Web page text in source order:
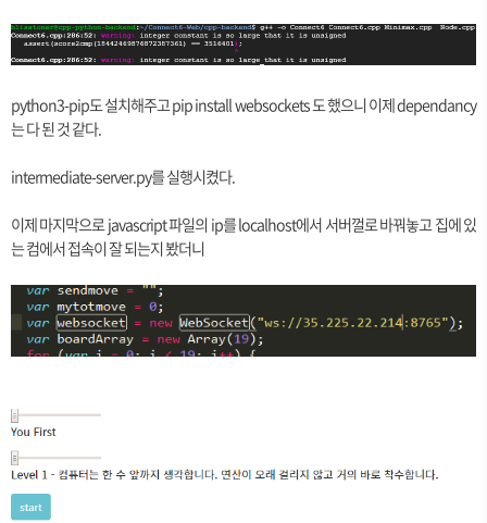
python3-pip도 설치해주고 pip install websockets 도 했으니 이제 dependancy
는 다 된 것 같다.
intermediate-server.py를 실행시켰다.
이제 마지막으로 javascript 파일의 ip를 localhost에서 서버껄로 바꿔놓고 집에 있
는 컴에서 접속이 잘 되는지 봤더니